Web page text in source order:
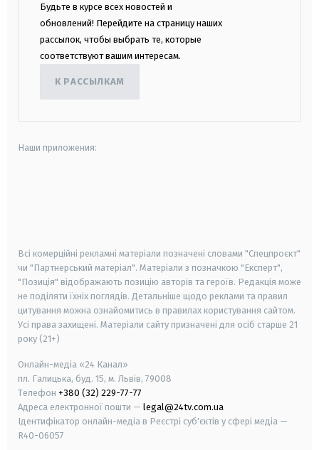
Будьте в курсе всех новостей и
обновлений! Перейдите на страницу наших
рассылок, чтобы выбрать те, которые
соответствуют вашим интересам.
К РАССЫЛКАМ
Наши приложения:
Всі комерційні рекламні матеріали позначені словами "Спецпроєкт"
чи "Партнерський матеріал". Матеріали з позначкою "Експерт",
"Позиція" відображають позицію авторів та героїв. Редакція може
не поділяти їхніх поглядів. Детальніше щодо реклами та правил
цитування можна ознайомитись в правилах користування сайтом.
Усі права захищені. Матеріали сайту призначені для осіб старше 21
року (21+)
Онлайн-медіа «24 Канал»
пл. Галицька, буд. 15, м. Львів, 79008
Телефон +380 (32) 229-77-77
Адреса електронної пошти — legal@24tv.com.ua
Ідентифікатор онлайн-медіа в Реєстрі суб'єктів у сфері медіа —
R40-06057